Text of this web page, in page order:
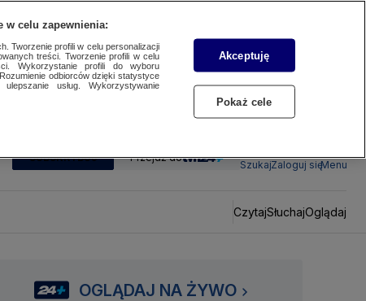
SUBSKRYBUJ Przejdź do
SzukajZaloguj sięMenu
CzytajSłuchajOglądaj
OGLĄDAJ NA ŻYWO
w celu zapewnienia:
Tworzenie profili w celu personalizacji
treści. Tworzenie profili w celu
Wykorzystanie profili do wyboru
odbiorców dzięki statystyce
usług. Wykorzystywanie
Akceptuję
Pokaż cele